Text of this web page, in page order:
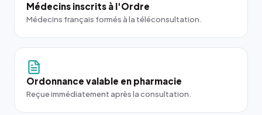
Médecins inscrits à l'Ordre
Médecins français formés à la téléconsultation.
Ordonnance valable en pharmacie
Reçue immédiatement après la consultation.